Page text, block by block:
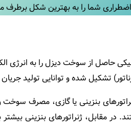
شما را به بهترین شکل برطرف
حاصل از سوخت دیزل را به انرژی
تشکیل شده و توانایی تولید
بنزینی یا گازی، مصرف
مقابل، ژنراتورهای بنزینی